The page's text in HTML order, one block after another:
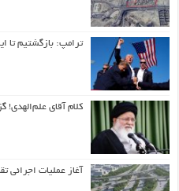
ترامپ: بازگشتیم تا
کلام آقای علم‌الهدی!
آغاز عملیات اجرائی